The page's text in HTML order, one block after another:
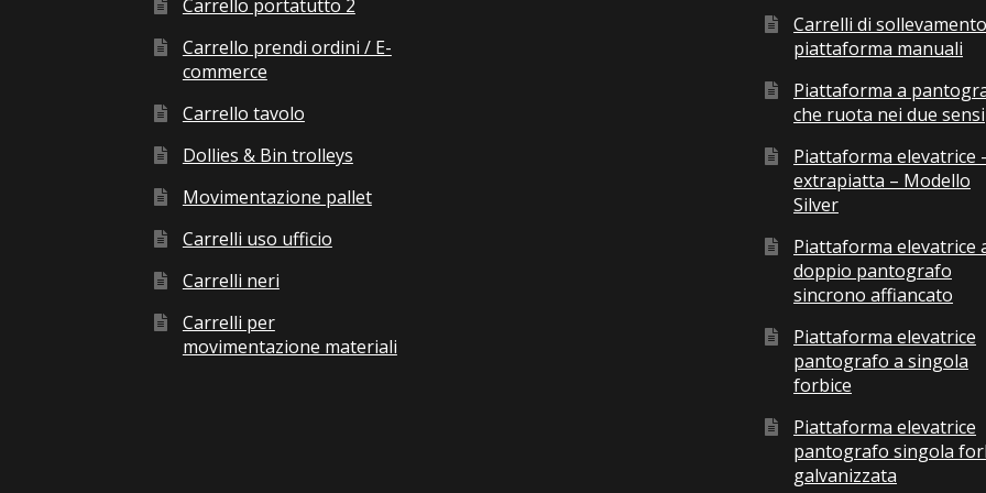
Carrello portatutto 2
Carrello prendi ordini / E-
commerce
Carrello tavolo
Dollies & Bin trolleys
Movimentazione pallet
Carrelli uso ufficio
Carrelli neri
Carrelli per
movimentazione materiali
Carrelli di
piattaforma manuali
Piattaforma a
che ruota nei due sensi
Piattaforma elevatrice
extrapiatta – Modello
Silver
Piattaforma elevatrice
doppio pantografo
sincrono affiancato
Piattaforma elevatrice
pantografo a singola
forbice
Piattaforma elevatrice
pantografo singola
galvanizzata